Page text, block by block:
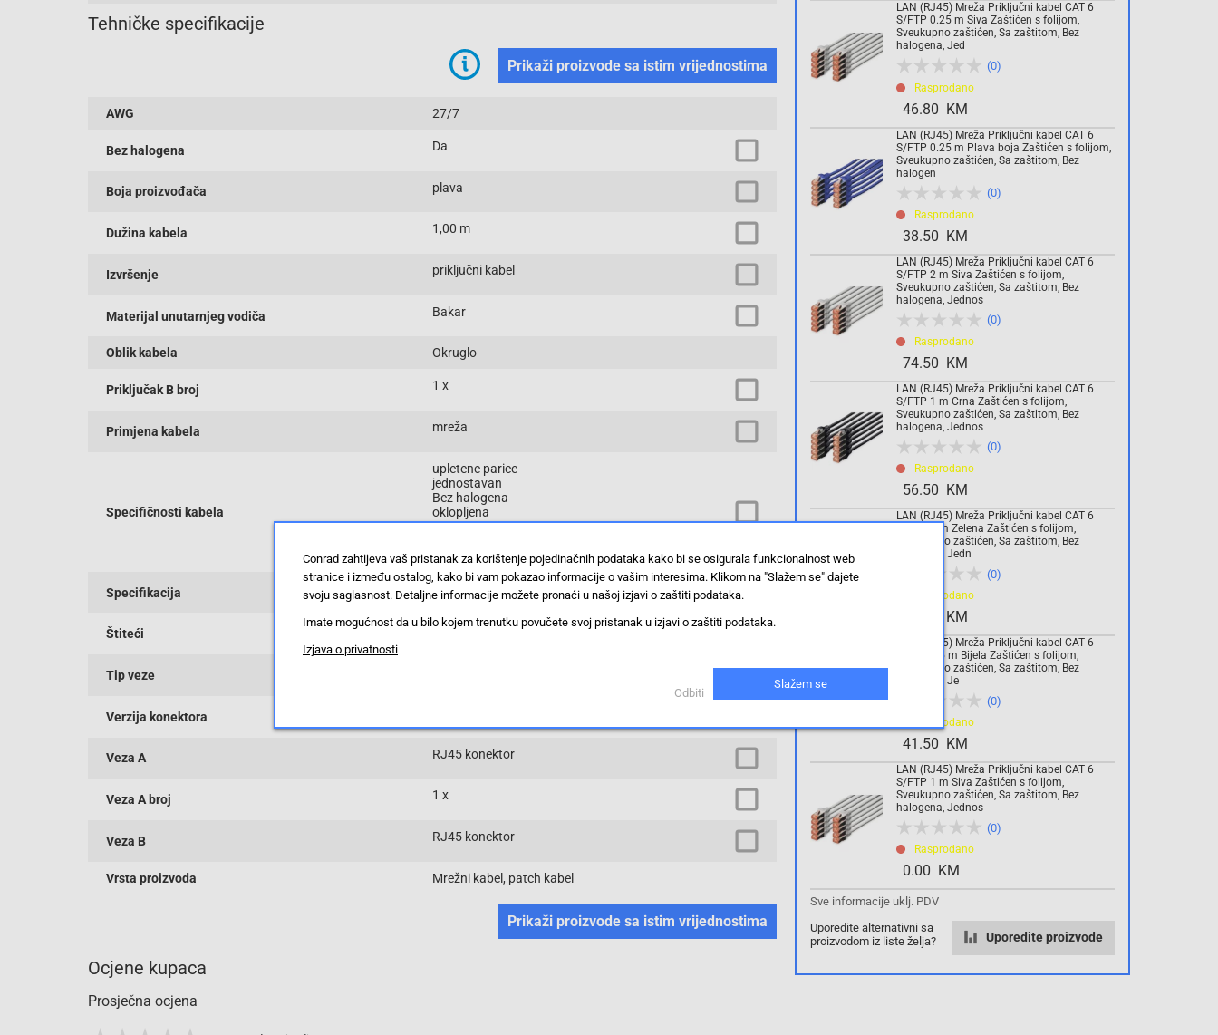
LAN (RJ45) Mreža Priključni kabel CAT 6
S/FTP 0.25 m Siva Zaštićen s folijom,
Sveukupno zaštićen, Sa zaštitom, Bez
halogena, Jed
(0)
Rasprodano
46.80 KM
LAN (RJ45) Mreža Priključni kabel CAT 6
S/FTP 0.25 m Plava boja Zaštićen s folijom,
Sveukupno zaštićen, Sa zaštitom, Bez
halogen
(0)
Rasprodano
38.50 KM
LAN (RJ45) Mreža Priključni kabel CAT 6
S/FTP 2 m Siva Zaštićen s folijom,
Sveukupno zaštićen, Sa zaštitom, Bez
halogena, Jednos
(0)
Rasprodano
74.50 KM
LAN (RJ45) Mreža Priključni kabel CAT 6
S/FTP 1 m Crna Zaštićen s folijom,
Sveukupno zaštićen, Sa zaštitom, Bez
halogena, Jednos
(0)
Rasprodano
56.50 KM
LAN (RJ45) Mreža Priključni kabel CAT 6
S/FTP 1 m Zelena Zaštićen s folijom,
Sveukupno zaštićen, Sa zaštitom, Bez
halogena, Jedn
(0)
Rasprodano
57.50 KM
LAN (RJ45) Mreža Priključni kabel CAT 6
S/FTP 0.5 m Bijela Zaštićen s folijom,
Sveukupno zaštićen, Sa zaštitom, Bez
halogena, Je
(0)
Rasprodano
41.50 KM
LAN (RJ45) Mreža Priključni kabel CAT 6
S/FTP 1 m Siva Zaštićen s folijom,
Sveukupno zaštićen, Sa zaštitom, Bez
halogena, Jednos
(0)
Rasprodano
0.00 KM
Sve informacije uklj. PDV
Uporedite alternativni sa
proizvodom iz liste želja?
Uporedite proizvode
Tehničke specifikacije
Prikaži proizvode sa istim vrijednostima
AWG 27/7
Bez halogena Da
Boja proizvođača plava
Dužina kabela 1,00 m
Izvršenje priključni kabel
Materijal unutarnjeg vodiča Bakar
Oblik kabela Okruglo
Priključak B broj 1 x
Primjena kabela mreža
Specifičnosti kabela
upletene parice
jednostavan
Bez halogena
oklopljena
dvostruko oklopljen
ekran od folije
Specifikacija CAT 6
Štiteći S/FTP
Tip veze
Verzija konektora
Veza A RJ45 konektor
Veza A broj 1 x
Veza B RJ45 konektor
Vrsta proizvoda Mrežni kabel, patch kabel
Prikaži proizvode sa istim vrijednostima
Ocjene kupaca
Prosječna ocjena
Conrad zahtijeva vaš pristanak za korištenje pojedinačnih podataka kako bi se osigurala funkcionalnost web
stranice i između ostalog, kako bi vam pokazao informacije o vašim interesima. Klikom na "Slažem se" dajete
svoju saglasnost. Detaljne informacije možete pronaći u našoj izjavi o zaštiti podataka.
Imate mogućnost da u bilo kojem trenutku povučete svoj pristanak u izjavi o zaštiti podataka.
Izjava o privatnosti
Odbiti
Slažem se